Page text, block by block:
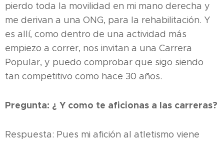
pierdo toda la movilidad en mi mano derecha y
me derivan a una ONG, para la rehabilitación. Y
es allí, como dentro de una actividad más
empiezo a correr, nos invitan a una Carrera
Popular, y puedo comprobar que sigo siendo
tan competitivo como hace 30 años.
Pregunta: ¿ Y como te aficionas a las carreras?
Respuesta: Pues mi afición al atletismo viene